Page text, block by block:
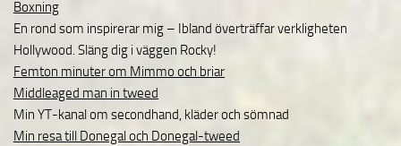
Boxning
En rond som inspirerar mig – Ibland överträffar verkligheten
Hollywood. Släng dig i väggen Rocky!
Femton minuter om Mimmo och briar
Middleaged man in tweed
Min YT-kanal om secondhand, kläder och sömnad
Min resa till Donegal och Donegal-tweed